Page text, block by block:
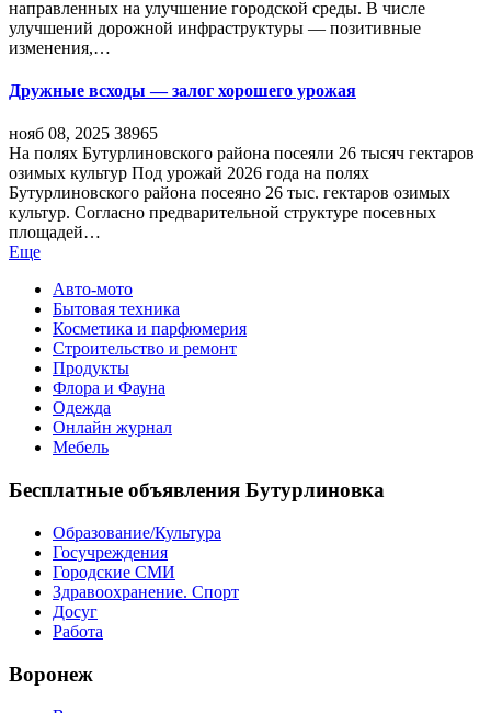
направленных на улучшение городской среды. В числе
улучшений дорожной инфраструктуры — позитивные
изменения,…
Дружные всходы — залог хорошего урожая
нояб 08, 2025 38965
На полях Бутурлиновского района посеяли 26 тысяч гектаров
озимых культур Под урожай 2026 года на полях
Бутурлиновского района посеяно 26 тыс. гектаров озимых
культур. Согласно предварительной структуре посевных
площадей…
Еще
Авто-мото
Бытовая техника
Косметика и парфюмерия
Строительство и ремонт
Продукты
Флора и Фауна
Одежда
Онлайн журнал
Мебель
Бесплатные объявления Бутурлиновка
Образование/Культура
Госучреждения
Городские СМИ
Здравоохранение. Спорт
Досуг
Работа
Воронеж